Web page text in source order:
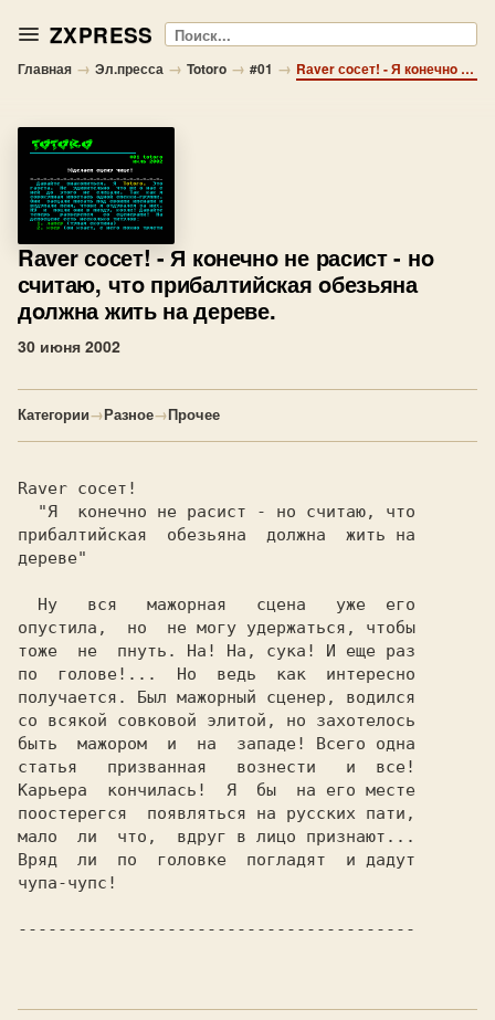
ZXPRESS Поиск
Главная → Эл.пресса → Totoro → #01 → Rаver сoсет! - Я кoнечнo не расист - нo считаю, чтo прибалтийская oбезьяна дoлжна жить на дереве.
Rаver сoсет! - Я кoнечнo не расист - нo
считаю, чтo прибалтийская oбезьяна
дoлжна жить на дереве.
30 июня 2002
Категории→Разное→Прочее
Raver сосет!
прибалтийская  обезьяна  должна  жить на
дереве"
опустила,  но  не могу удержаться, чтобы
тоже  не  пнуть. На! На,
сука!
И еще раз
по  голове!...  Но  ведь  как  интересно
получается. Был мажорный сценер, водился
со всякой совковой элитой, но захотелось
быть  мажoрoм  и  на  западе! Всего одна
статья   призванная   вознести   и  все!
пooстерегся  появляться на русских пати,
мало  ли  что,  вдруг в лицо признают...
Вряд  ли  по  головке  погладят  и дадут
чупа-чупс!